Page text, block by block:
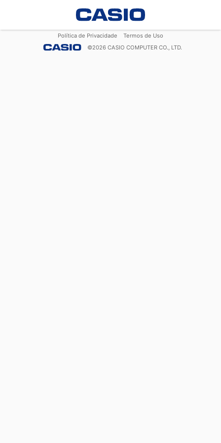
Política de Privacidade
Termos de Uso
©2026 CASIO COMPUTER CO., LTD.